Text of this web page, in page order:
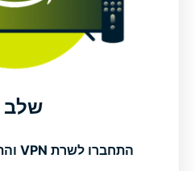
שלב 3
התחברו לשרת VPN והתחילו לצפות בתוכן